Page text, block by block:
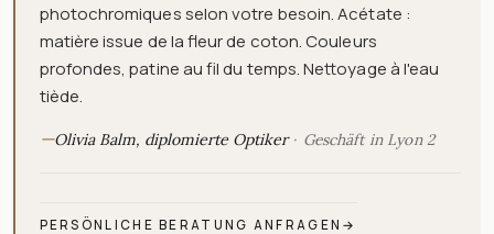
photochromiques selon votre besoin. Acétate :
matière issue de la fleur de coton. Couleurs
profondes, patine au fil du temps. Nettoyage à l'eau
tiède.
—Olivia Balm, diplomierte Optiker Geschäft in Lyon 2
PERSÖNLICHE BERATUNG ANFRAGEN →